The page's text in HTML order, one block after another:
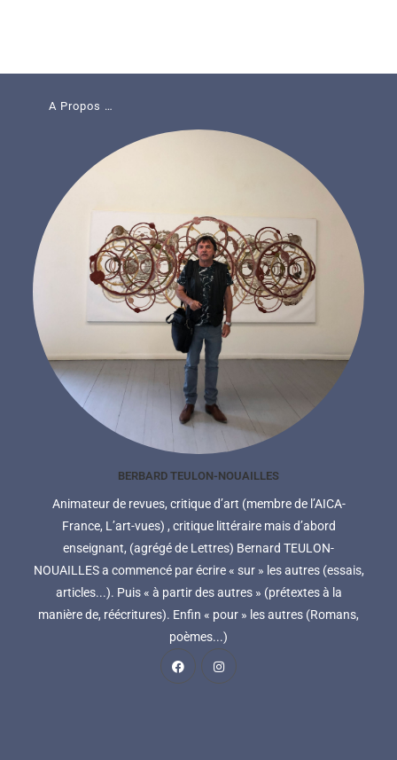
A Propos …
BERBARD TEULON-NOUAILLES
Animateur de revues, critique d’art (membre de l’AICA-
France, L’art-vues) , critique littéraire mais d’abord
enseignant, (agrégé de Lettres) Bernard TEULON-
NOUAILLES a commencé par écrire « sur » les autres (essais,
articles...). Puis « à partir des autres » (prétextes à la
manière de, réécritures). Enfin « pour » les autres (Romans,
poèmes...)